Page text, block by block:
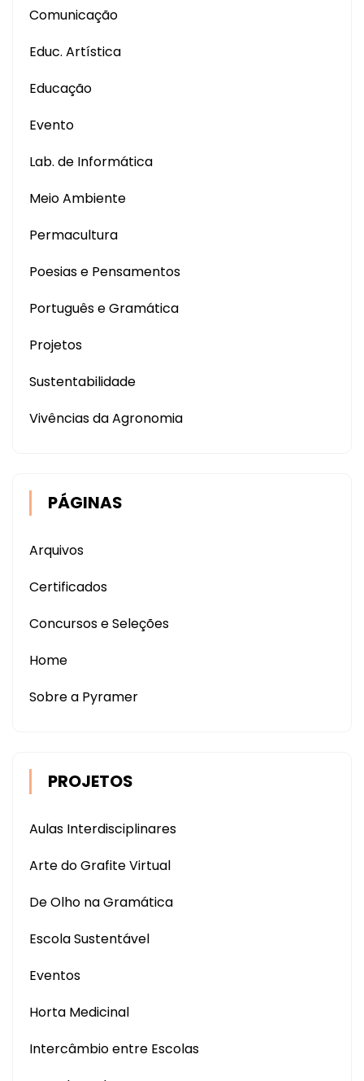
Comunicação
Educ. Artística
Educação
Evento
Lab. de Informática
Meio Ambiente
Permacultura
Poesias e Pensamentos
Português e Gramática
Projetos
Sustentabilidade
Vivências da Agronomia
PÁGINAS
Arquivos
Certificados
Concursos e Seleções
Home
Sobre a Pyramer
PROJETOS
Aulas Interdisciplinares
Arte do Grafite Virtual
De Olho na Gramática
Escola Sustentável
Eventos
Horta Medicinal
Intercâmbio entre Escolas